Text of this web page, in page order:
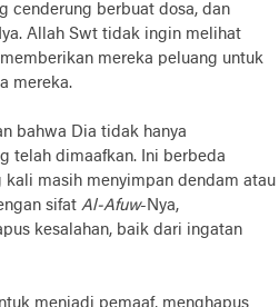
cenderung berbuat dosa, dan
Allah Swt tidak ingin melihat
mereka peluang untuk
mereka.
bahwa Dia tidak hanya
telah dimaafkan. Ini berbeda
kali masih menyimpan dendam atau
sifat Al-Afuw-Nya,
kesalahan, baik dari ingatan